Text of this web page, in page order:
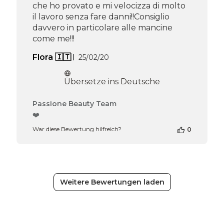
che ho provato e mi velocizza di molto
il lavoro senza fare danni!!Consiglio
davvero in particolare alle mancine
come me!!!
Flora 🇮🇹
Veröffentlichungsdatum
25/02/20
Übersetze ins Deutsche
Kommentare
Inhabers
Beauty
Team
Passione Beauty Team
❤️
War diese Bewertung hilfreich? 0
Weitere Bewertungen laden